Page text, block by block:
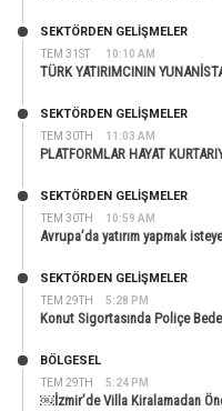
TEM 31ST 10:10 AM
SEKTÖRDEN GELIŞMELER
TÜRK YATIRIMCININ
TEM 30TH 11:03 AM
SEKTÖRDEN GELIŞMELER
PLATFORMLAR HAYAT
TEM 30TH 10:59 AM
SEKTÖRDEN GELIŞMELER
Avrupa’da yatırım yapmak
TEM 29TH 5:28 PM
SEKTÖRDEN GELIŞMELER
Konut Sigortasında Poliçe
TEM 29TH 5:24 PM
BÖLGESEL
￼İzmir’de Villa Kiralamadan